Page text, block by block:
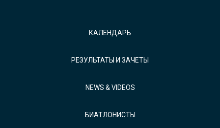
КАЛЕНДАРЬ
РЕЗУЛЬТАТЫ И ЗАЧЕТЫ
NEWS & VIDEOS
БИАТЛОНИСТЫ